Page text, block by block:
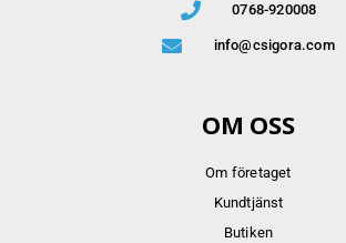
0768-920008
info@csigora.com
OM OSS
Om företaget
Kundtjänst
Butiken